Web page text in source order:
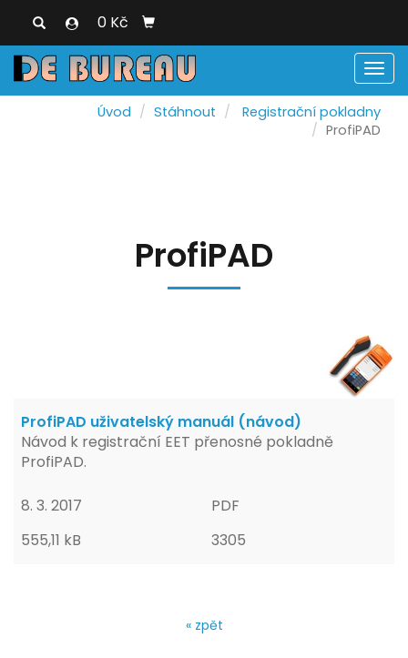
0 Kč
Úvod Stáhnout
Registrační pokladny
ProfiPAD
ProfiPAD
ProfiPAD uživatelský manuál (návod)
Návod k registrační EET přenosné pokladně
ProfiPAD.
8. 3. 2017
PDF
555,11 kB
3305
« zpět